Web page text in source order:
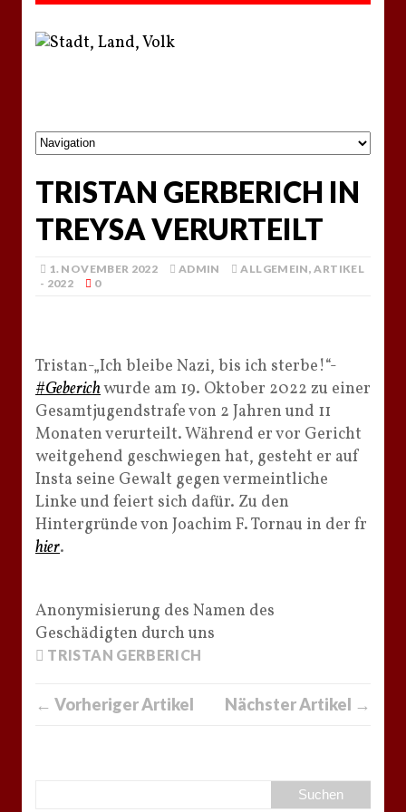
TRISTAN GERBERICH IN
TREYSA VERURTEILT
1. NOVEMBER 2022 ADMIN ALLGEMEIN,ARTIKEL
- 2022
0
Tristan-„Ich bleibe Nazi, bis ich sterbe!“-
#Geberichwurde am 19. Oktober 2022 zu einer
Gesamtjugendstrafe von 2 Jahren und 11
Monaten verurteilt. Während er vor Gericht
weitgehend geschwiegen hat, gesteht er auf
Insta seine Gewalt gegen vermeintliche
Linke und feiert sich dafür. Zu den
Hintergründe von Joachim F. Tornau in der fr
hier.
Anonymisierung des Namen des
Geschädigten durch uns
TRISTAN GERBERICH
← Vorheriger Artikel Nächster Artikel →